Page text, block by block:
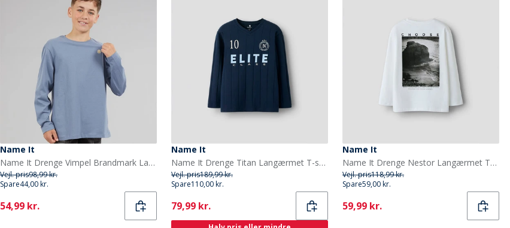
Name It
Name It Drenge Vimpel Brandmark Langærmet T-shirt Flint Stone
Vejl. pris98,99 kr.
Spare44,00 kr.
Current
54,99 kr.
Name It
Name It Drenge Titan Langærmet T-shirt Navy Blazer
Vejl. pris189,99 kr.
Spare110,00 kr.
Current
79,99 kr.
Name It
Name It Drenge Nestor Langærmet T-shirt Bright White
Vejl. pris118,99 kr.
Spare59,00 kr.
Current
59,99 kr.